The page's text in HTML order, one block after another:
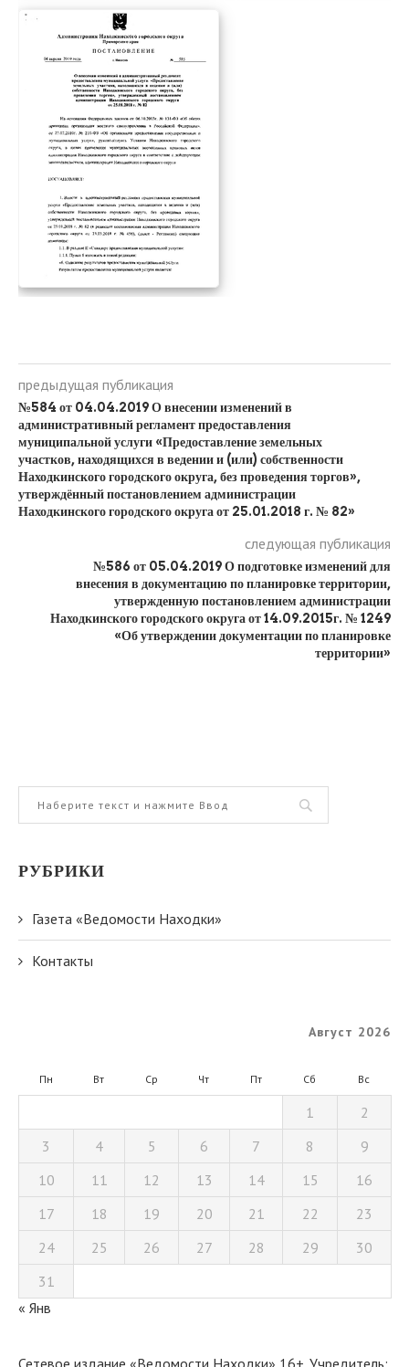
предыдущая публикация
№584 от 04.04.2019 О внесении изменений в
административный регламент предоставления
муниципальной услуги «Предоставление земельных
участков, находящихся в ведении и (или) собственности
Находкинского городского округа, без проведения торгов»,
утверждённый постановлением администрации
Находкинского городского округа от 25.01.2018 г. № 82»
следующая публикация
№586 от 05.04.2019 О подготовке изменений для
внесения в документацию по планировке территории,
утвержденную постановлением администрации
Находкинского городского округа от 14.09.2015г. № 1249
«Об утверждении документации по планировке
территории»
РУБРИКИ
Газета «Ведомости Находки»
Контакты
Август 2026
Пн Вт Ср Чт Пт Сб Вс
1
2
3
4 5 6 7 8
9
10
11 12 13 14 15
16
17
18 19 20 21 22
23
24
25 26 27 28 29
30
31
« Янв
Сетевое издание «Ведомости Находки» 16+. Учредитель: